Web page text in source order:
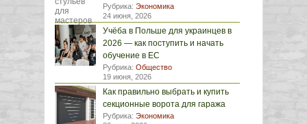
Рубрика: Экономика
24 июня, 2026
Учёба в Польше для украинцев в
2026 — как поступить и начать
обучение в ЕС
Рубрика: Общество
19 июня, 2026
Как правильно выбрать и купить
секционные ворота для гаража
Рубрика: Экономика